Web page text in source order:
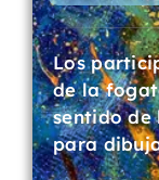
Los
de la
sentido
para